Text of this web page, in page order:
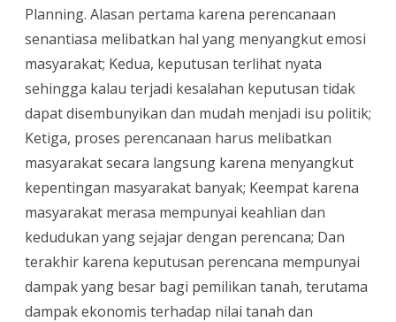
Planning. Alasan pertama karena perencanaan
senantiasa melibatkan hal yang menyangkut emosi
masyarakat; Kedua, keputusan terlihat nyata
sehingga kalau terjadi kesalahan keputusan tidak
dapat disembunyikan dan mudah menjadi isu politik;
Ketiga, proses perencanaan harus melibatkan
masyarakat secara langsung karena menyangkut
kepentingan masyarakat banyak; Keempat karena
masyarakat merasa mempunyai keahlian dan
kedudukan yang sejajar dengan perencana; Dan
terakhir karena keputusan perencana mempunyai
dampak yang besar bagi pemilikan tanah, terutama
dampak ekonomis terhadap nilai tanah dan